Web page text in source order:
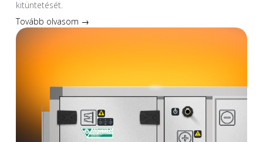
kitüntetését.
Tovább olvasom →